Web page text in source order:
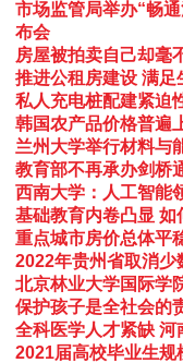
市场监管局举办“畅
布会
房屋被拍卖自己却毫
推进公租房建设 满
私人充电桩配建紧迫
韩国农产品价格普遍
兰州大学举行材料与
教育部不再承办剑桥
西南大学：人工智能
基础教育内卷凸显
重点城市房价总体平
2022年贵州省取消少
北京林业大学国际学
保护孩子是全社会的
全科医学人才紧缺
2021届高校毕业生规